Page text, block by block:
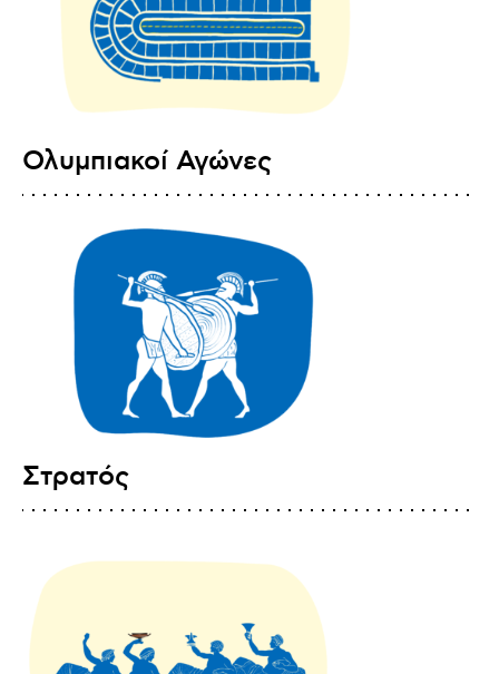
Ολυμπιακοί Αγώνες
Στρατός